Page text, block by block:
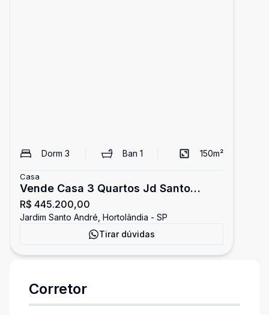
Dorm 3 Ban 1 150m²
Casa
Vende Casa 3 Quartos Jd Santo
André Hortolândia
R$ 445.200,00
Jardim Santo André, Hortolândia - SP
Tirar dúvidas
Corretor